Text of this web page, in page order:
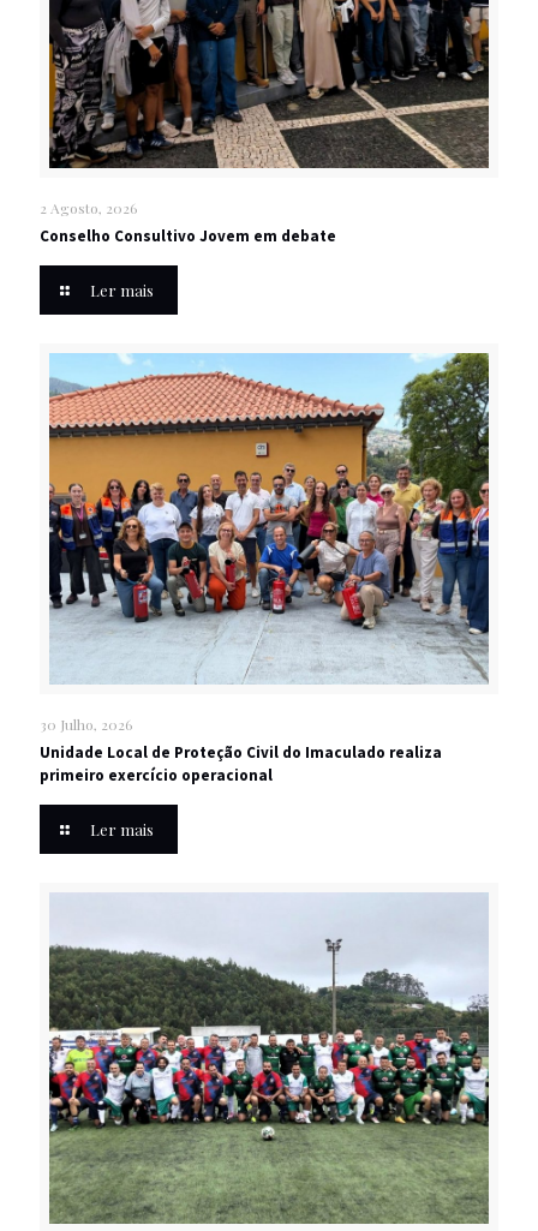
2 Agosto, 2026
Conselho Consultivo Jovem em debate
Ler mais
30 Julho, 2026
Unidade Local de Proteção Civil do Imaculado realiza
primeiro exercício operacional
Ler mais